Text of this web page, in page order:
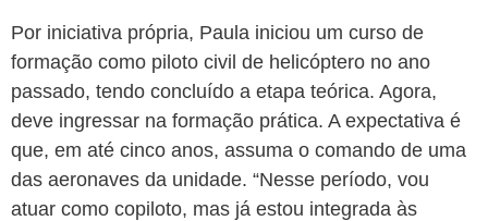
Por iniciativa própria, Paula iniciou um curso de
formação como piloto civil de helicóptero no ano
passado, tendo concluído a etapa teórica. Agora,
deve ingressar na formação prática. A expectativa é
que, em até cinco anos, assuma o comando de uma
das aeronaves da unidade. “Nesse período, vou
atuar como copiloto, mas já estou integrada às